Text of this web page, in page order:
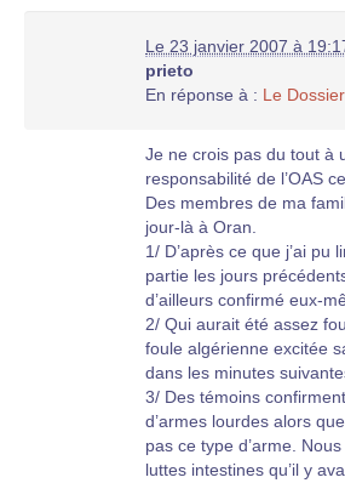
honnête et le plus
répondre à toutes les
que dit Paya, je crois que
aspect important de la
Avec mon plus
prie de croire, Madame,
fin d’année et de paisible
G....... M......
Si des personnes
apporter leurs
cette malheureuse
Le 23 janvier 2007 à
prieto
En réponse à : Le
Je ne crois pas du tout à
responsabilité de l’OAS
Des membres de ma
jour-là à Oran.
1/ D’après ce que j’ai pu
partie les jours
d’ailleurs confirmé eux-
2/ Qui aurait été assez
foule algérienne excitée
dans les minutes
3/ Des témoins
d’armes lourdes alors
pas ce type d’arme.
luttes intestines qu’il y